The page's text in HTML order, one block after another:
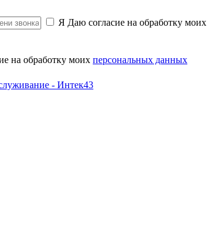
Я Даю согласие на обработку моих
на обработку моих персональных данных